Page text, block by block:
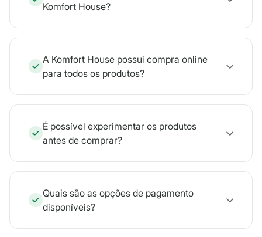
Komfort House?
A Komfort House possui compra online
para todos os produtos?
É possível experimentar os produtos
antes de comprar?
Quais são as opções de pagamento
disponíveis?